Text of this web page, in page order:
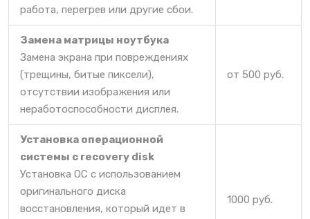
работа, перегрев или другие сбои.
Замена матрицы ноутбука
Замена экрана при повреждениях
(трещины, битые пиксели),
отсутствии изображения или
неработоспособности дисплея.
от 500 руб.
Установка операционной
системы c recovery disk
Установка ОС с использованием
оригинального диска
восстановления, который идет в
1000 руб.